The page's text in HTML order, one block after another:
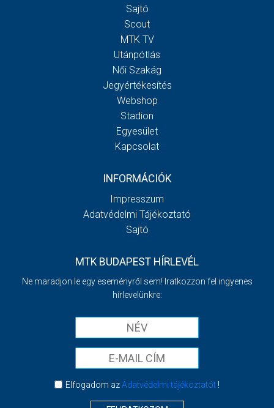
Sajtó
Scout
MTK TV
Utánpótlás
Női Szakág
Jegyértékesítés
Webshop
Stadion
Egyesület
Kapcsolat
INFORMÁCIÓK
Impresszum
Adatvédelmi Tájékoztató
Sajtó
MTK BUDAPEST HÍRLEVÉL
Ne maradjon le egy eseményről sem! Iratkozzon fel ingyenes
hírlevelünkre:
Elfogadom azAdatvédelmi tájékoztatót!